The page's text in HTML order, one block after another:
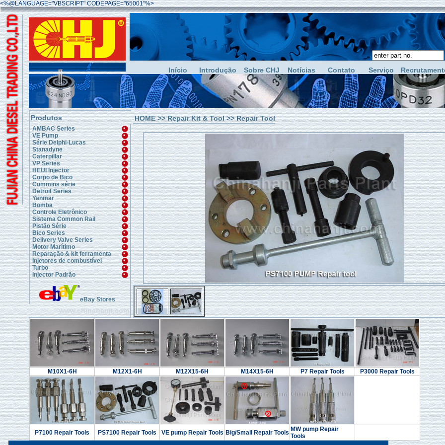
<%@LANGUAGE="VBSCRIPT" CODEPAGE="65001"%>
Início Introdução Sobre CHJ Notícias Contato Serviço
Produtos
AMBAC Series
VE Pump
Série Delphi-Lucas
Stanadyne
Caterpillar
VP Series
HEUI Injector
Corpo de Bico
Cummins série
Detroit Series
Yanmar
Bomba
Controle Eletrônico
Sistema Common Rail
Pistão Série
Bico Series
Delivery Valve Series
Motor Marítimo
Reparação & kit ferramenta
Injetores de combustível
Turbo
Injector Padrão
eBay Stores
www.chinahanji.com
HOME>>Repair Kit & Tool>> Repair Tool
M10X1-6H M12X1-6H M12X15-6H M14X15-6H P7 Repair Tools P3000 Repair Tools
P7100 Repair Tools PS7100 Repair Tools VE pump Repair Tools Big/Small Repair Tools MW pump Repair
Tools